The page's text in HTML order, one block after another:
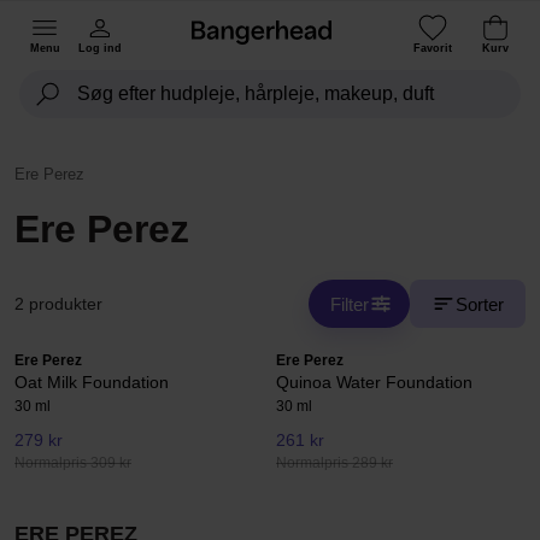
Menu Log ind Favorit Kurv
Ere Perez
Ere Perez
2 produkter Filter Sorter
Ere Perez
Oat Milk Foundation
30 ml
279 kr
Normalpris 309 kr
Ere Perez
Quinoa Water Foundation
30 ml
261 kr
Normalpris 289 kr
ERE PEREZ